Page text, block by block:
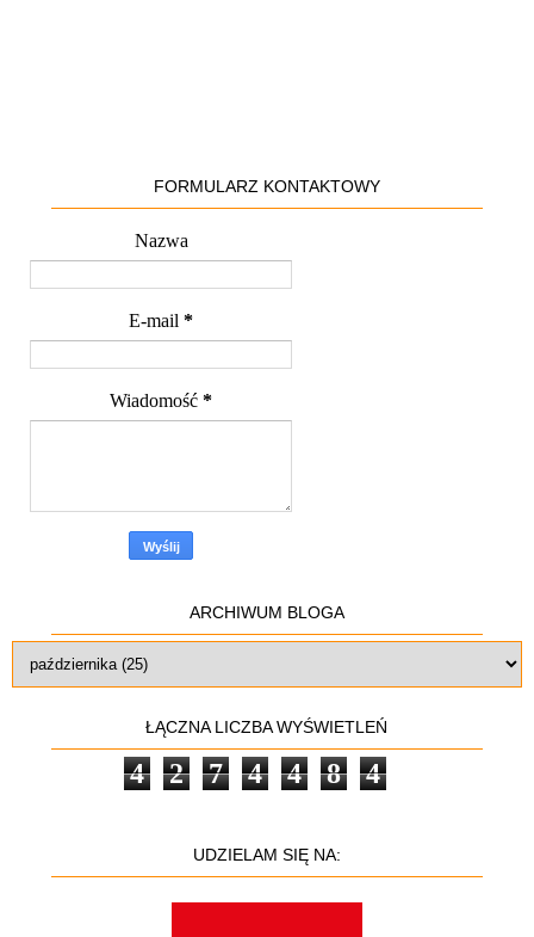
FORMULARZ KONTAKTOWY
Nazwa
E-mail *
Wiadomość *
ARCHIWUM BLOGA
ŁĄCZNA LICZBA WYŚWIETLEŃ
4 2 7 4 4 8 4
UDZIELAM SIĘ NA: